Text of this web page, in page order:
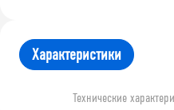
Характеристики
Технические